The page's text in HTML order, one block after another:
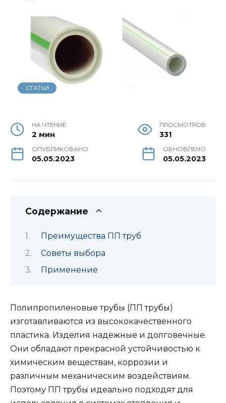
СТАТЬИ
НА ЧТЕНИЕ
2 мин
ПРОСМОТРОВ
331
ОПУБЛИКОВАНО
05.05.2023
ОБНОВЛЕНО
05.05.2023
Содержание
Преимущества ПП труб
Советы выбора
Применение
Полипропиленовые трубы (ПП трубы)
изготавливаются из высококачественного
пластика. Изделия надежные и долговечные.
Они обладают прекрасной устойчивостью к
химическим веществам, коррозии и
различным механическим воздействиям.
Поэтому ПП трубы идеально подходят для